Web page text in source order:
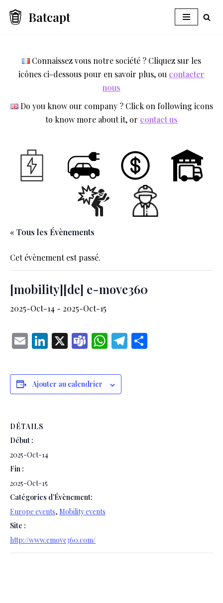
Aller
Batcapt
Connaissez vous notre société ? Cliquez sur les
icônes ci-dessous pour en savoir plus, ou contacter
nous
Do you know our company ? Click on following icons
to know more about it, or contact us
« Tous les Évènements
Cet évènement est passé.
[mobility][de] e-move360
2025-Oct-14 - 2025-Oct-15
EmailLinkedIn
X Teams
WhatsApp
Telegram
Ajouter au calendrier
DÉTAILS
Début :
2025-Oct-14
Fin :
2025-Oct-15
Catégories d’Évènement:
Europe events, Mobility events
Site :
http://www.emove360.com/